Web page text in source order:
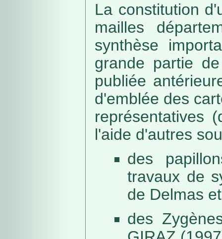
La constitution
mailles
synthèse
grande partie
publiée
d'emblée des
représentatives
l'aide d'autres
des
travaux de
de Delmas
des